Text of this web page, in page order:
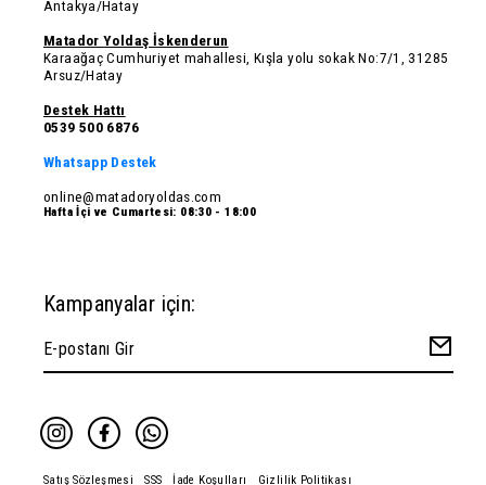
Antakya/Hatay
Matador Yoldaş İskenderun
Karaağaç Cumhuriyet mahallesi, Kışla yolu sokak No:7/1, 31285
Arsuz/Hatay
Destek Hattı
0539 500 6876
Whatsapp Destek
online@matadoryoldas.com
Hafta İçi ve Cumartesi: 08:30 - 18:00
Kampanyalar için:
Satış Sözleşmesi SSS İade Koşulları Gizlilik Politikası